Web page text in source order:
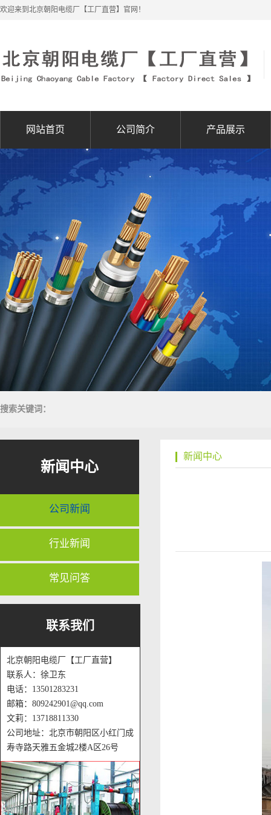
欢迎来到北京朝阳电缆厂【工厂直营】官网！
网站首页 公司简介 产品展示
搜索关键词：
新闻中心
公司新闻
行业新闻
常见问答
联系我们
北京朝阳电缆厂【工厂直营】
联系人：徐卫东
电话：13501283231
邮箱：809242901@qq.com
文莉：13718811330
公司地址：北京市朝阳区小红门成
寿寺路天雅五金城2楼A区26号
新闻中心